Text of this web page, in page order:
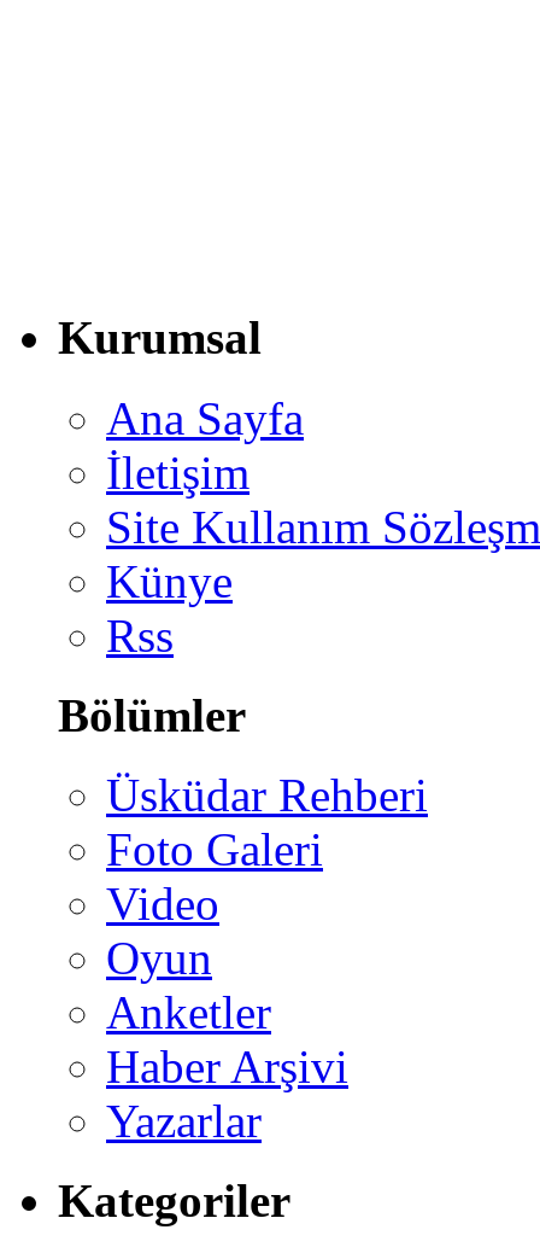
Kurumsal
Ana Sayfa
İletişim
Site Kullanım
Künye
Rss
Bölümler
Üsküdar Rehberi
Foto Galeri
Video
Oyun
Anketler
Haber Arşivi
Yazarlar
Kategoriler